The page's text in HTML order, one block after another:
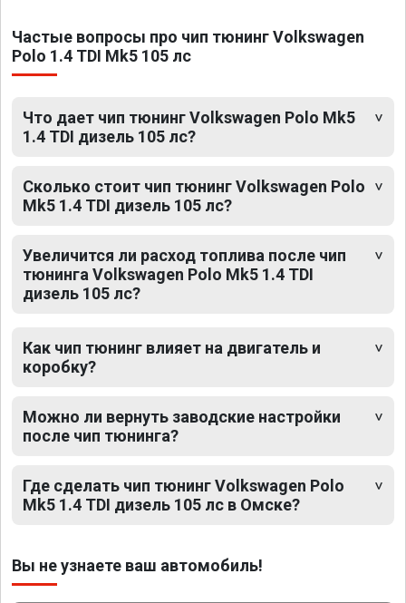
Частые вопросы про чип тюнинг Volkswagen
Polo 1.4 TDI Mk5 105 лс
Что дает чип тюнинг Volkswagen Polo Mk5
1.4 TDI дизель 105 лс?
Сколько стоит чип тюнинг Volkswagen Polo
Mk5 1.4 TDI дизель 105 лс?
Увеличится ли расход топлива после чип
тюнинга Volkswagen Polo Mk5 1.4 TDI
дизель 105 лс?
Как чип тюнинг влияет на двигатель и
коробку?
Можно ли вернуть заводские настройки
после чип тюнинга?
Где сделать чип тюнинг Volkswagen Polo
Mk5 1.4 TDI дизель 105 лс в Омске?
Вы не узнаете ваш автомобиль!